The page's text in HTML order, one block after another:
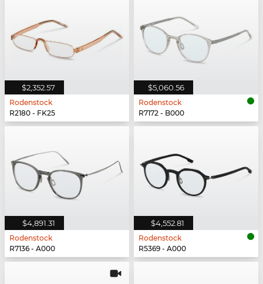
$2,352.57
Rodenstock
R2180 - FK25
$5,060.56
Rodenstock
R7172 - B000
$4,891.31
Rodenstock
R7136 - A000
$4,552.81
Rodenstock
R5369 - A000